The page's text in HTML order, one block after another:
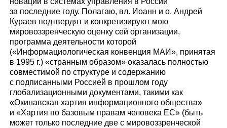
за последние году. Полагаю, вл. Иоанн и о. Андрей
Кураев подтвердят и конкретизируют мою
мировоззренческую оценку сей организации,
программа деятельности которой
(«Информациологическая конвенция МАИ», принятая
в 1995 г.) «странным образом» оказалась полностью
совместимой по структуре и содержанию
с подписанными Россией в прошлом году
глобализационными документами, такими как
«Окинавская хартия информационного общества»
и «Хартия по базовым правам человека ЕС» (быть
может только последние две с мировоззренческой